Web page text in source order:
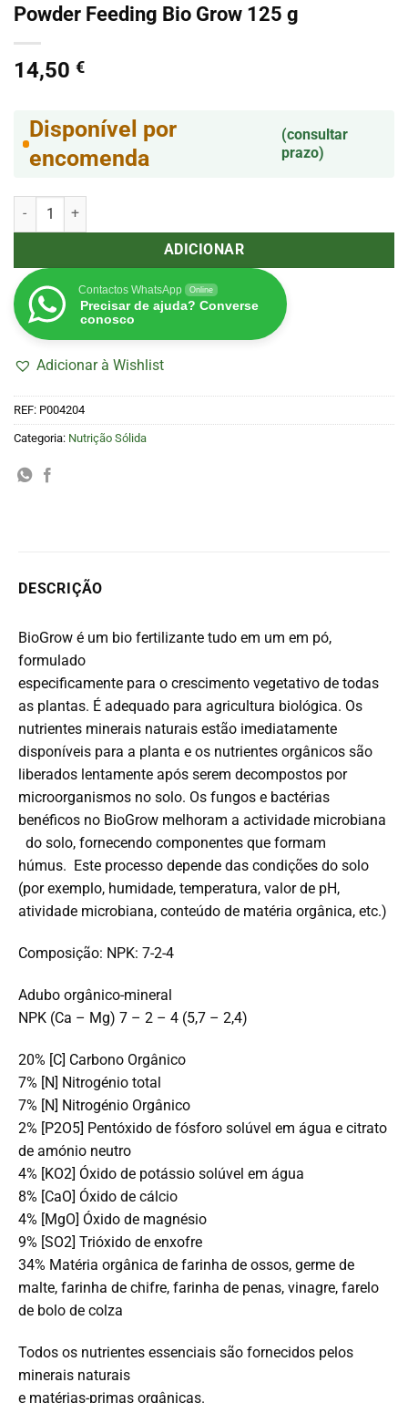
Powder Feeding Bio Grow 125 g
14,50 €
Disponível por
encomenda
(consultar
prazo)
Quantidade de Powder Feeding Bio Grow 125 g
ADICIONAR
Contactos WhatsApp Online
Precisar de ajuda? Converse
conosco
Adicionar à Wishlist
REF: P004204
Categoria: Nutrição Sólida
DESCRIÇÃO
BioGrow é um bio fertilizante tudo em um em pó,
formulado
especificamente para o crescimento vegetativo de todas
as plantas. É adequado para agricultura biológica. Os
nutrientes minerais naturais estão imediatamente
disponíveis para a planta e os nutrientes orgânicos são
liberados lentamente após serem decompostos por
microorganismos no solo. Os fungos e bactérias
benéficos no BioGrow melhoram a actividade microbiana
do solo, fornecendo componentes que formam
húmus. Este processo depende das condições do solo
(por exemplo, humidade, temperatura, valor de pH,
atividade microbiana, conteúdo de matéria orgânica, etc.)
Composição: NPK: 7-2-4
Adubo orgânico-mineral
NPK (Ca – Mg) 7 – 2 – 4 (5,7 – 2,4)
20% [C] Carbono Orgânico
7% [N] Nitrogénio total
7% [N] Nitrogénio Orgânico
2% [P2O5] Pentóxido de fósforo solúvel em água e citrato
de amónio neutro
4% [KO2] Óxido de potássio solúvel em água
8% [CaO] Óxido de cálcio
4% [MgO] Óxido de magnésio
9% [SO2] Trióxido de enxofre
34% Matéria orgânica de farinha de ossos, germe de
malte, farinha de chifre, farinha de penas, vinagre, farelo
de bolo de colza
Todos os nutrientes essenciais são fornecidos pelos
minerais naturais
e matérias-primas orgânicas.